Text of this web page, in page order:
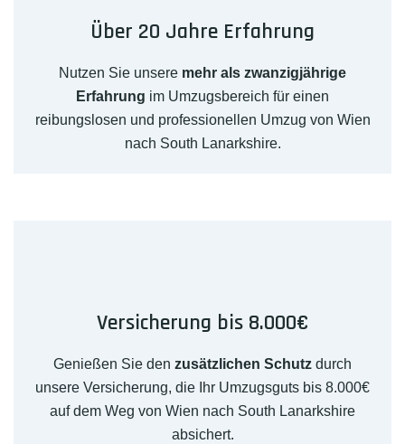
Über 20 Jahre Erfahrung
Nutzen Sie unsere mehr als zwanzigjährige
Erfahrung im Umzugsbereich für einen
reibungslosen und professionellen Umzug von Wien
nach South Lanarkshire.
Versicherung bis 8.000€
Genießen Sie den zusätzlichen Schutz durch
unsere Versicherung, die Ihr Umzugsguts bis 8.000€
auf dem Weg von Wien nach South Lanarkshire
absichert.